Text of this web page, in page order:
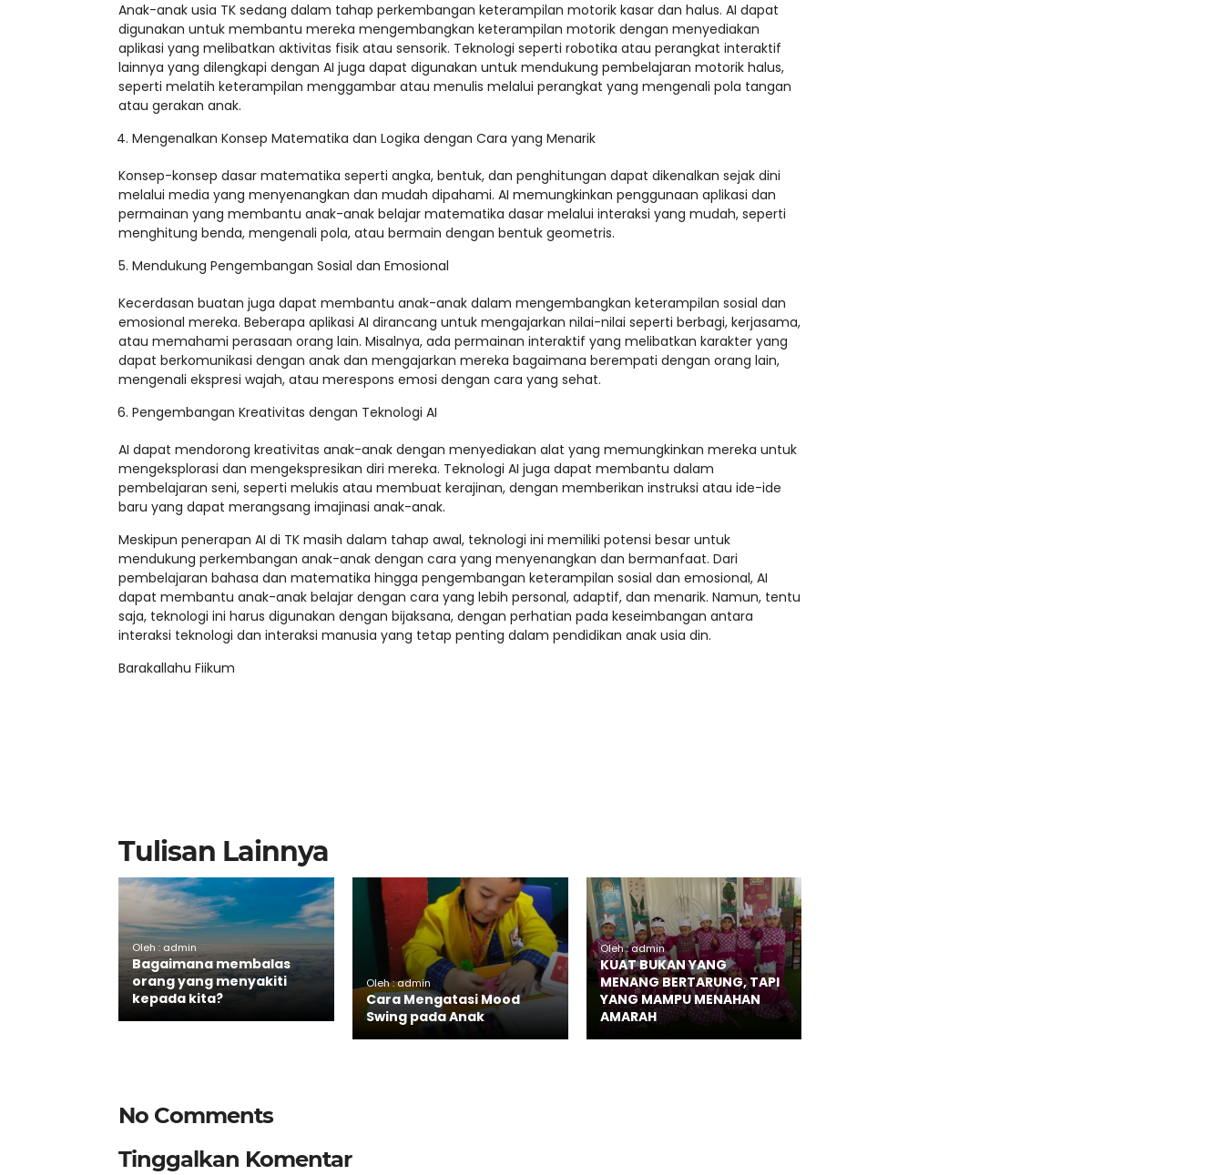
Anak-anak usia TK sedang dalam tahap perkembangan keterampilan motorik kasar dan halus. AI dapat
digunakan untuk membantu mereka mengembangkan keterampilan motorik dengan menyediakan
aplikasi yang melibatkan aktivitas fisik atau sensorik. Teknologi seperti robotika atau perangkat interaktif
lainnya yang dilengkapi dengan AI juga dapat digunakan untuk mendukung pembelajaran motorik halus,
seperti melatih keterampilan menggambar atau menulis melalui perangkat yang mengenali pola tangan
atau gerakan anak.
Mengenalkan Konsep Matematika dan Logika dengan Cara yang Menarik
Konsep-konsep dasar matematika seperti angka, bentuk, dan penghitungan dapat dikenalkan sejak dini
melalui media yang menyenangkan dan mudah dipahami. AI memungkinkan penggunaan aplikasi dan
permainan yang membantu anak-anak belajar matematika dasar melalui interaksi yang mudah, seperti
menghitung benda, mengenali pola, atau bermain dengan bentuk geometris.
Mendukung Pengembangan Sosial dan Emosional
Kecerdasan buatan juga dapat membantu anak-anak dalam mengembangkan keterampilan sosial dan
emosional mereka. Beberapa aplikasi AI dirancang untuk mengajarkan nilai-nilai seperti berbagi, kerjasama,
atau memahami perasaan orang lain. Misalnya, ada permainan interaktif yang melibatkan karakter yang
dapat berkomunikasi dengan anak dan mengajarkan mereka bagaimana berempati dengan orang lain,
mengenali ekspresi wajah, atau merespons emosi dengan cara yang sehat.
Pengembangan Kreativitas dengan Teknologi AI
AI dapat mendorong kreativitas anak-anak dengan menyediakan alat yang memungkinkan mereka untuk
mengeksplorasi dan mengekspresikan diri mereka. Teknologi AI juga dapat membantu dalam
pembelajaran seni, seperti melukis atau membuat kerajinan, dengan memberikan instruksi atau ide-ide
baru yang dapat merangsang imajinasi anak-anak.
Meskipun penerapan AI di TK masih dalam tahap awal, teknologi ini memiliki potensi besar untuk
mendukung perkembangan anak-anak dengan cara yang menyenangkan dan bermanfaat. Dari
pembelajaran bahasa dan matematika hingga pengembangan keterampilan sosial dan emosional, AI
dapat membantu anak-anak belajar dengan cara yang lebih personal, adaptif, dan menarik. Namun, tentu
saja, teknologi ini harus digunakan dengan bijaksana, dengan perhatian pada keseimbangan antara
interaksi teknologi dan interaksi manusia yang tetap penting dalam pendidikan anak usia din.
Barakallahu Fiikum
Tulisan Lainnya
Oleh : admin
Bagaimana membalas
orang yang menyakiti
kepada kita?
Oleh : admin
Cara Mengatasi Mood
Swing pada Anak
Oleh : admin
KUAT BUKAN YANG
MENANG BERTARUNG, TAPI
YANG MAMPU MENAHAN
AMARAH
No Comments
Tinggalkan Komentar